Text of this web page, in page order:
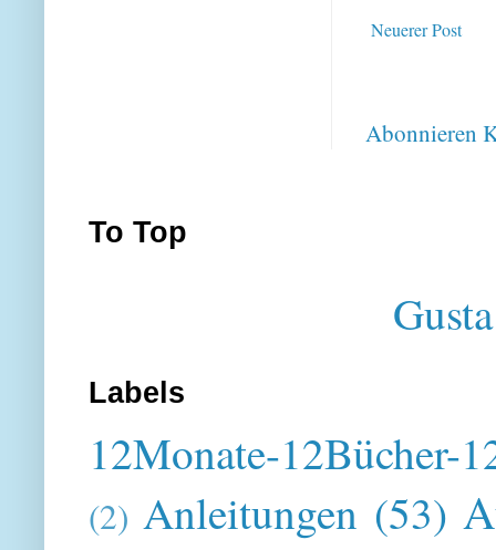
Neuerer Post
Abonnieren
To Top
Labels
12Monate-12Bücher-
(2) Anleitungen (53)